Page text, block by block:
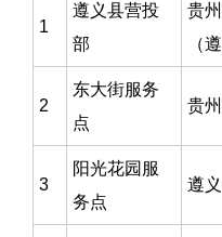
1
遵义县营投
部
贵
（
2
东大街服务
点
贵
3
阳光花园服
务点
遵